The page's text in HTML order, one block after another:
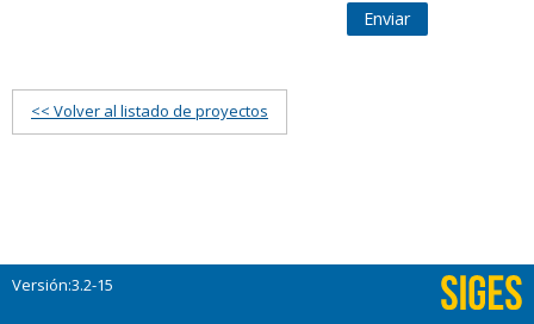
Enviar
<< Volver al listado de proyectos
Versión:3.2-15